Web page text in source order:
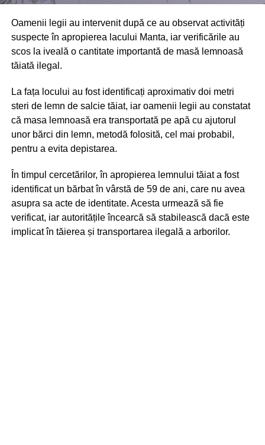
Oamenii legii au intervenit după ce au observat activități
suspecte în apropierea lacului Manta, iar verificările au
scos la iveală o cantitate importantă de masă lemnoasă
tăiată ilegal.
La fața locului au fost identificați aproximativ doi metri
steri de lemn de salcie tăiat, iar oamenii legii au constatat
că masa lemnoasă era transportată pe apă cu ajutorul
unor bărci din lemn, metodă folosită, cel mai probabil,
pentru a evita depistarea.
În timpul cercetărilor, în apropierea lemnului tăiat a fost
identificat un bărbat în vârstă de 59 de ani, care nu avea
asupra sa acte de identitate. Acesta urmează să fie
verificat, iar autoritățile încearcă să stabilească dacă este
implicat în tăierea și transportarea ilegală a arborilor.